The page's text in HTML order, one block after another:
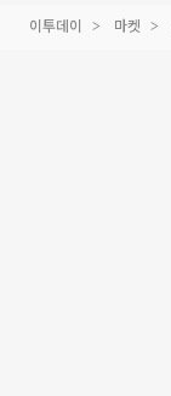
이투데이 마켓